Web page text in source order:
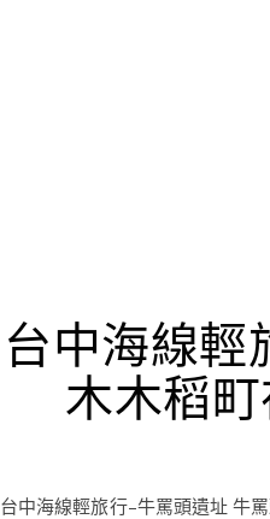
台中海線輕
木木稻
台中海線輕旅行–牛罵頭遺址 牛